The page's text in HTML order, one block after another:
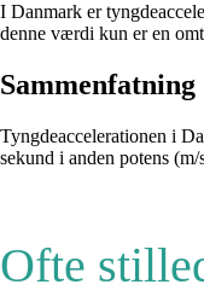
I Danmark er
denne værdi kun er en
Sammenfatning
Tyngdeaccelerationen i
sekund i anden potens
Ofte